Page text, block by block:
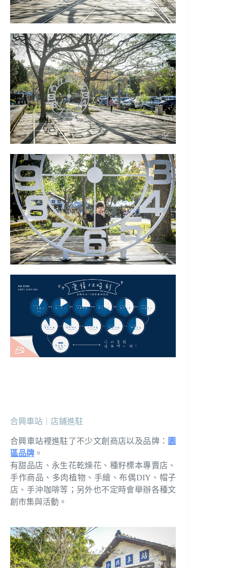
合興車站｜店鋪進駐
合興車站裡進駐了不少文創商店以及品牌： 園
區品牌 。
有甜品店、永生花乾燥花、種籽標本專賣店、
手作商品、多肉植物、手繪、布偶DIY、帽子
店、手沖咖啡等；另外也不定時會舉辦各種文
創市集與活動。